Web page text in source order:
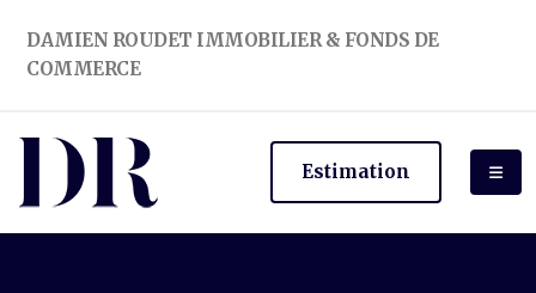
DAMIEN ROUDET IMMOBILIER & FONDS DE
COMMERCE
Estimation